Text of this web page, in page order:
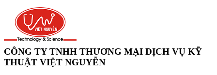
CÔNG TY TNHH THƯƠNG MẠI DỊCH VỤ KỸ
THUẬT VIỆT NGUYỄN